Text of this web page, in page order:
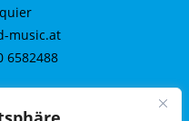
music.at
6582488